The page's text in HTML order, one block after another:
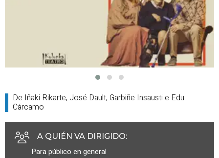
De Iñaki Rikarte, José Dault, Garbiñe Insausti e Edu
Cárcamo
A QUIÉN VA DIRIGIDO:
Para público en general